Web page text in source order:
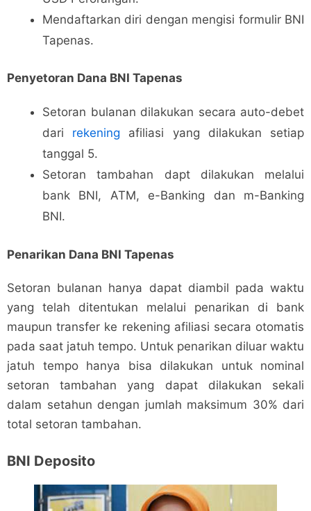
Mendaftarkan diri dengan mengisi formulir BNI
Tapenas.
Penyetoran Dana BNI Tapenas
Setoran bulanan dilakukan secara auto-debet
dari rekening afiliasi yang dilakukan setiap
tanggal 5.
Setoran tambahan dapt dilakukan melalui
bank BNI, ATM, e-Banking dan m-Banking
BNI.
Penarikan Dana BNI Tapenas
Setoran bulanan hanya dapat diambil pada waktu
yang telah ditentukan melalui penarikan di bank
maupun transfer ke rekening afiliasi secara otomatis
pada saat jatuh tempo. Untuk penarikan diluar waktu
jatuh tempo hanya bisa dilakukan untuk nominal
setoran tambahan yang dapat dilakukan sekali
dalam setahun dengan jumlah maksimum 30% dari
total setoran tambahan.
BNI Deposito